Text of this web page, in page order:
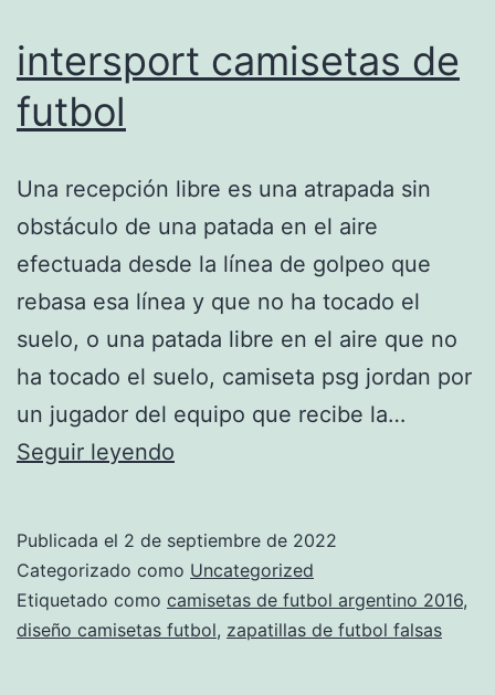
intersport camisetas de
futbol
Una recepción libre es una atrapada sin
obstáculo de una patada en el aire
efectuada desde la línea de golpeo que
rebasa esa línea y que no ha tocado el
suelo, o una patada libre en el aire que no
ha tocado el suelo, camiseta psg jordan por
un jugador del equipo que recibe la…
Seguir leyendo
futbol
Publicada el 2 de septiembre de 2022
Categorizado como Uncategorized
Etiquetado como camisetas de futbol argentino 2016,
diseño camisetas futbol, zapatillas de futbol falsas